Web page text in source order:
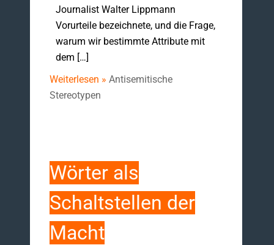
Journalist Walter Lippmann
Vorurteile bezeichnete, und die Frage,
warum wir bestimmte Attribute mit
dem […]
Weiterlesen » Antisemitische
Stereotypen
Wörter als
Schaltstellen der
Macht